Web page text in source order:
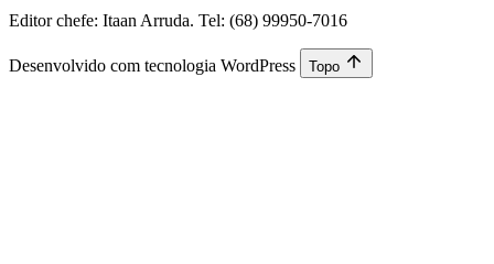
Editor chefe: Itaan Arruda. Tel: (68) 99950-7016
Desenvolvido com tecnologia WordPress Topo